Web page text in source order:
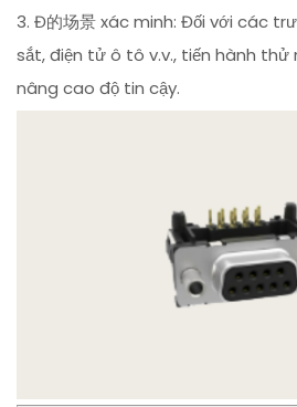
3. Đ的场景 xác minh: Đối với các
sắt, điện tử ô tô v.v., tiến hành
nâng cao độ tin cậy.